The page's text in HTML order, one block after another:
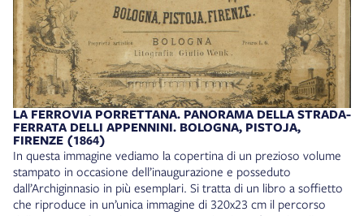
LA FERROVIA PORRETTANA. PANORAMA DELLA STRADA-
FERRATA DELLI APPENNINI. BOLOGNA, PISTOJA,
FIRENZE (1864)
In questa immagine vediamo la copertina di un prezioso volume
stampato in occasione dell’inaugurazione e posseduto
dall’Archiginnasio in più esemplari. Si tratta di un libro a soffietto
che riproduce in un’unica immagine di 320x23 cm il percorso